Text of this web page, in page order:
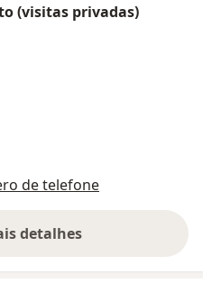
(visitas privadas)
de telefone
detalhes
sobre o endereço